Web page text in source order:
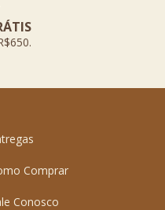
Comprar
Conosco